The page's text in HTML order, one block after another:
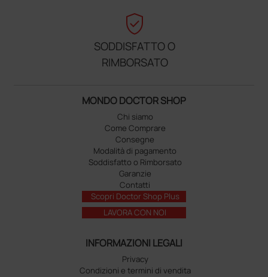
verified_user
SODDISFATTO O
RIMBORSATO
MONDO DOCTOR SHOP
Chi siamo
Come Comprare
Consegne
Modalità di pagamento
Soddisfatto o Rimborsato
Garanzie
Contatti
Scopri Doctor Shop Plus
LAVORA CON NOI
INFORMAZIONI LEGALI
Privacy
Condizioni e termini di vendita